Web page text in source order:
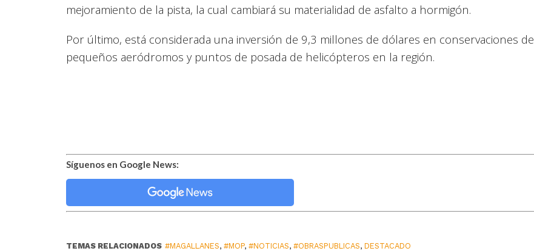
mejoramiento de la pista, la cual cambiará su materialidad de asfalto a hormigón.
Por último, está considerada una inversión de 9,3 millones de dólares en conservaciones de
pequeños aeródromos y puntos de posada de helicópteros en la región.
Síguenos en Google News:
TEMAS RELACIONADOS #MAGALLANES,#MOP,#NOTICIAS,#OBRASPUBLICAS,DESTACADO